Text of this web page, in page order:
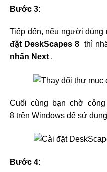
Bước 3:
Tiếp đến, nếu người dùng
đặt DeskScapes 8 thì
nhấn Next .
Cuối cùng bạn chờ
8 trên Windows để sử
Bước 4: